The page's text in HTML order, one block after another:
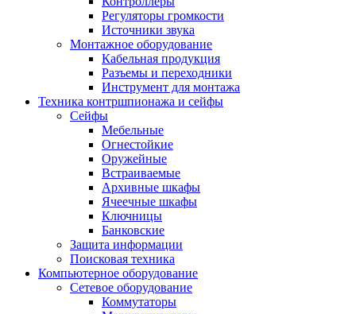
Регуляторы громкости
Источники звука
Монтажное оборудование
Кабельная продукция
Разъемы и переходники
Инструмент для монтажа
Техника контршпионажа и сейфы
Сейфы
Мебельные
Огнестойкие
Оружейные
Встраиваемые
Архивные шкафы
Ячеечные шкафы
Ключницы
Банковские
Защита информации
Поисковая техника
Компьютерное оборудование
Сетевое оборудование
Коммутаторы